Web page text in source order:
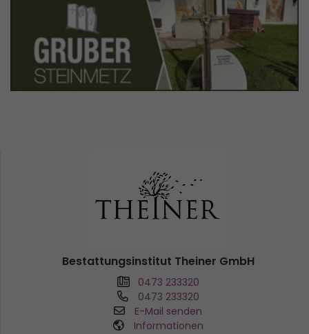
Bestattungsinstitut Theiner GmbH
0473 233320
0473 233320
E-Mail senden
Informationen